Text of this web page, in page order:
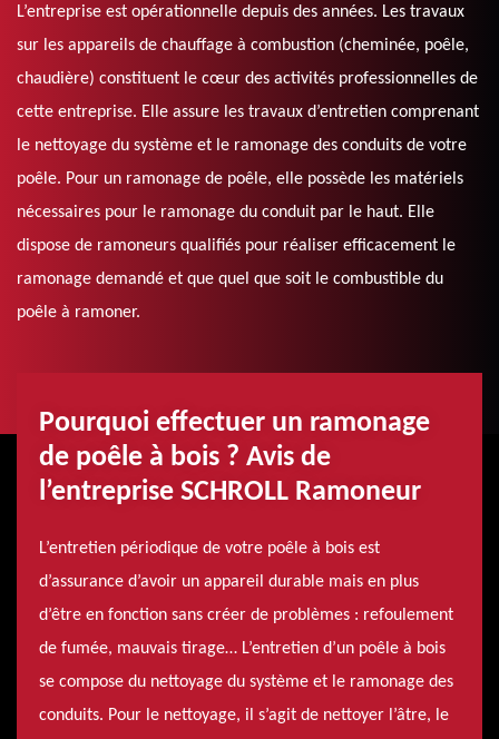
L’entreprise est opérationnelle depuis des années. Les travaux
sur les appareils de chauffage à combustion (cheminée, poêle,
chaudière) constituent le cœur des activités professionnelles de
cette entreprise. Elle assure les travaux d’entretien comprenant
le nettoyage du système et le ramonage des conduits de votre
poêle. Pour un ramonage de poêle, elle possède les matériels
nécessaires pour le ramonage du conduit par le haut. Elle
dispose de ramoneurs qualifiés pour réaliser efficacement le
ramonage demandé et que quel que soit le combustible du
poêle à ramoner.
Pourquoi effectuer un ramonage
de poêle à bois ? Avis de
l’entreprise SCHROLL Ramoneur
L’entretien périodique de votre poêle à bois est
d’assurance d’avoir un appareil durable mais en plus
d’être en fonction sans créer de problèmes : refoulement
de fumée, mauvais tirage… L’entretien d’un poêle à bois
se compose du nettoyage du système et le ramonage des
conduits. Pour le nettoyage, il s’agit de nettoyer l’âtre, le